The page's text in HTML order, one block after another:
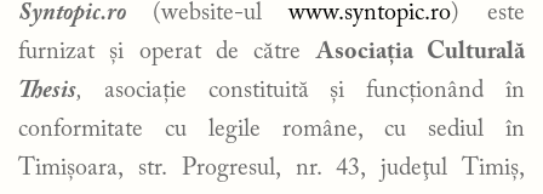
Syntopic.ro (website-ulwww.syntopic.ro) este
furnizat și operat de cătreAsociația Culturală
Thesis, asociație constituită și funcționând în
conformitate cu legile române, cu sediul în
Timișoara, str. Progresul, nr. 43, judeţul Timiș,